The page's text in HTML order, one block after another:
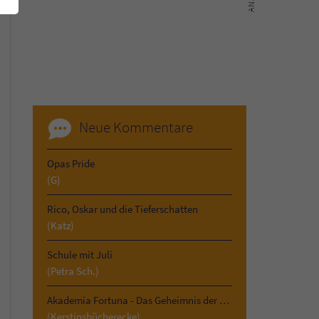
Neue Kommentare
Opas Pride
(G)
Rico, Oskar und die Tieferschatten
(Katz)
Schule mit Juli
(Petra Sch.)
Akademia Fortuna - Das Geheimnis der Vergangenheit